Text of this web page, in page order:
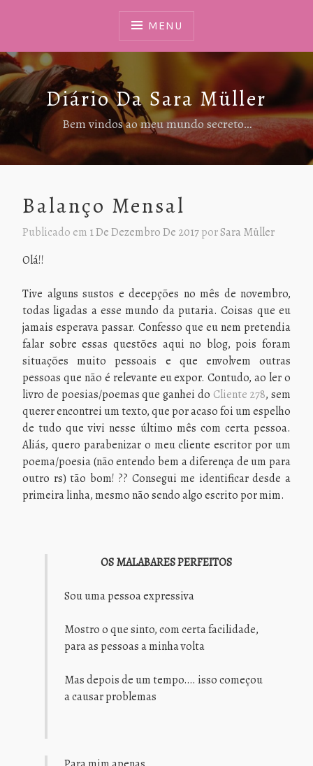
MENU
Diário Da Sara Müller
Bem vindos ao meu mundo secreto…
Balanço Mensal
Publicado em 1 De Dezembro De 2017porSara Müller
Olá!!
Tive alguns sustos e decepções no mês de novembro,
todas ligadas a esse mundo da putaria. Coisas que eu
jamais esperava passar. Confesso que eu nem pretendia
falar sobre essas questões aqui no blog, pois foram
situações muito pessoais e que envolvem outras
pessoas que não é relevante eu expor. Contudo, ao ler o
livro de poesias/poemas que ganhei do Cliente 278, sem
querer encontrei um texto, que por acaso foi um espelho
de tudo que vivi nesse último mês com certa pessoa.
Aliás, quero parabenizar o meu cliente escritor por um
poema/poesia (não entendo bem a diferença de um para
outro rs) tão bom! ?? Consegui me identificar desde a
primeira linha, mesmo não sendo algo escrito por mim.
OS MALABARES PERFEITOS
Sou uma pessoa expressiva
Mostro o que sinto, com certa facilidade,
para as pessoas a minha volta
Mas depois de um tempo…. isso começou
a causar problemas